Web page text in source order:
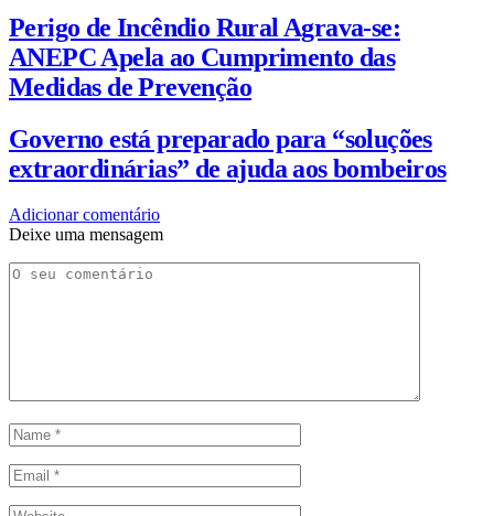
Perigo de Incêndio Rural Agrava-se:
ANEPC Apela ao Cumprimento das
Medidas de Prevenção
Governo está preparado para “soluções
extraordinárias” de ajuda aos bombeiros
Adicionar comentário
Deixe uma mensagem